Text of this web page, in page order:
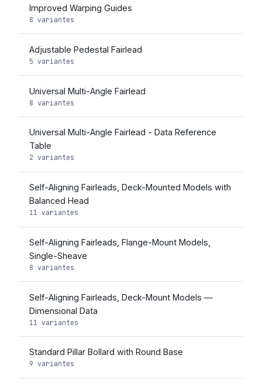
Improved Warping Guides
8 variantes
Adjustable Pedestal Fairlead
5 variantes
Universal Multi-Angle Fairlead
8 variantes
Universal Multi-Angle Fairlead - Data Reference
Table
2 variantes
Self-Aligning Fairleads, Deck-Mounted Models with
Balanced Head
11 variantes
Self-Aligning Fairleads, Flange-Mount Models,
Single-Sheave
8 variantes
Self-Aligning Fairleads, Deck-Mount Models —
Dimensional Data
11 variantes
Standard Pillar Bollard with Round Base
9 variantes